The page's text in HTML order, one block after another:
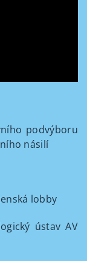
podvýboru
násilí
lobby
ústav AV